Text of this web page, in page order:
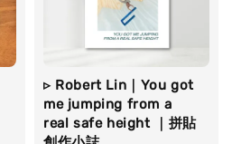
▹ Robert Lin｜You got
me jumping from a
real safe height ｜拼貼